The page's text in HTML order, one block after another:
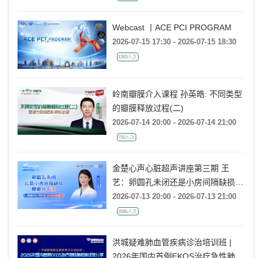
Webcast 丨ACE PCI PROGRAM
2026-07-15 17:30 - 2026-07-15 18:30
1303人次
岭南瓣膜介入课程 孙英皓: 不同类型
的瓣膜释放过程(二)
2026-07-14 20:00 - 2026-07-14 21:00
732人次
金楚心声心脏超声讲座第三期 王
艺：卵圆孔未闭还是小房间隔缺损，
傻傻分不清
2026-07-13 20:00 - 2026-07-13 21:00
2086人次
洪城疑难肺血管疾病诊治培训班 |
2026年国内首例EKOS治疗急性肺栓